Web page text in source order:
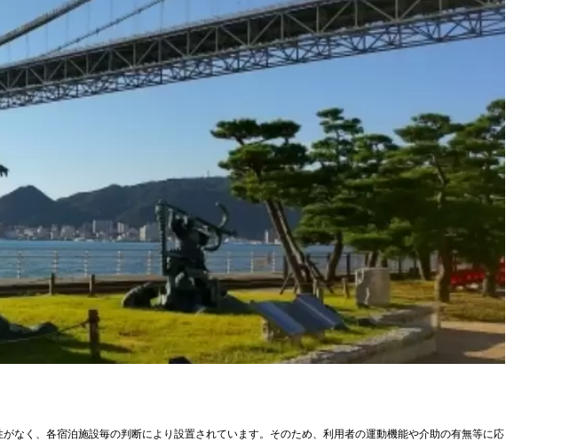
なく、各宿泊施設毎の判断により設置されています。そのため、利用者の運動機能や介助の有無等に応